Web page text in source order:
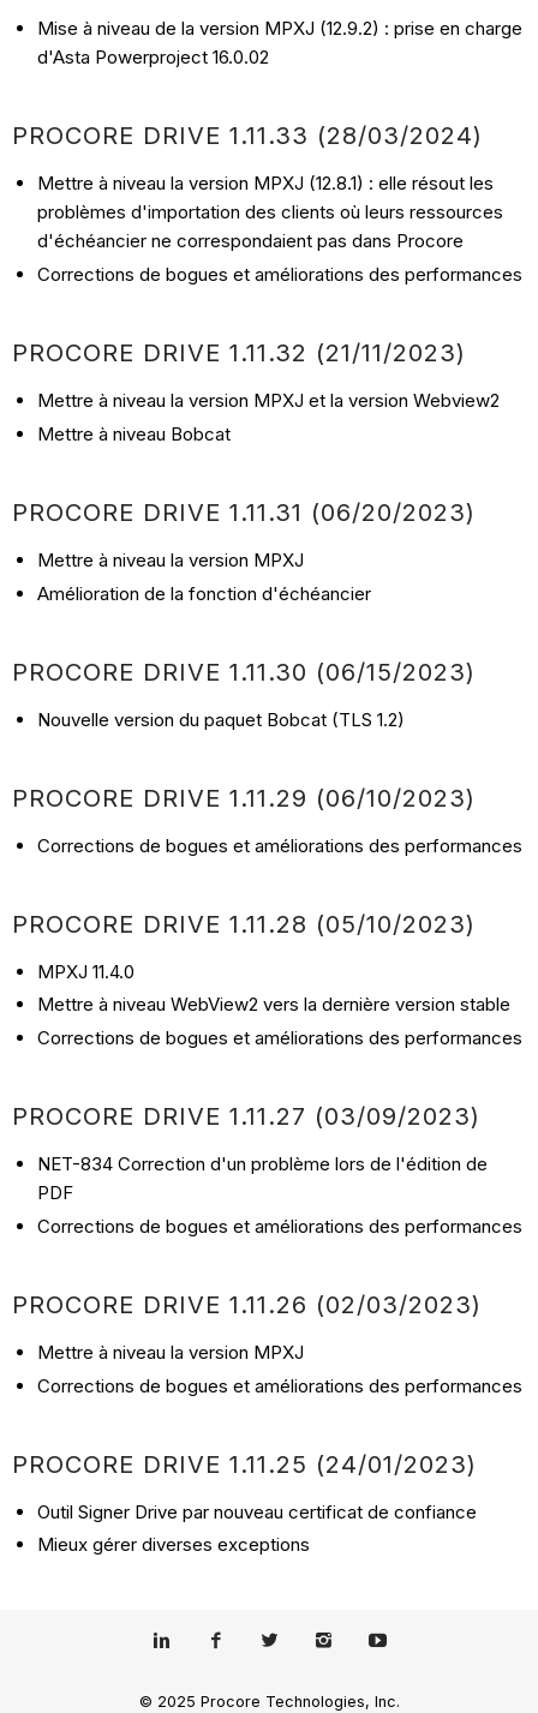
Mise à niveau de la version MPXJ (12.9.2) : prise en charge
d'Asta Powerproject 16.0.02
PROCORE DRIVE 1.11.33 (28/03/2024)
Mettre à niveau la version MPXJ (12.8.1) : elle résout les
problèmes d'importation des clients où leurs ressources
d'échéancier ne correspondaient pas dans Procore
Corrections de bogues et améliorations des performances
PROCORE DRIVE 1.11.32 (21/11/2023)
Mettre à niveau la version MPXJ et la version Webview2
Mettre à niveau Bobcat
PROCORE DRIVE 1.11.31 (06/20/2023)
Mettre à niveau la version MPXJ
Amélioration de la fonction d'échéancier
PROCORE DRIVE 1.11.30 (06/15/2023)
Nouvelle version du paquet Bobcat (TLS 1.2)
PROCORE DRIVE 1.11.29 (06/10/2023)
Corrections de bogues et améliorations des performances
PROCORE DRIVE 1.11.28 (05/10/2023)
MPXJ 11.4.0
Mettre à niveau WebView2 vers la dernière version stable
Corrections de bogues et améliorations des performances
PROCORE DRIVE 1.11.27 (03/09/2023)
NET-834 Correction d'un problème lors de l'édition de
PDF
Corrections de bogues et améliorations des performances
PROCORE DRIVE 1.11.26 (02/03/2023)
Mettre à niveau la version MPXJ
Corrections de bogues et améliorations des performances
PROCORE DRIVE 1.11.25 (24/01/2023)
Outil Signer Drive par nouveau certificat de confiance
Mieux gérer diverses exceptions
© 2025 Procore Technologies, Inc.